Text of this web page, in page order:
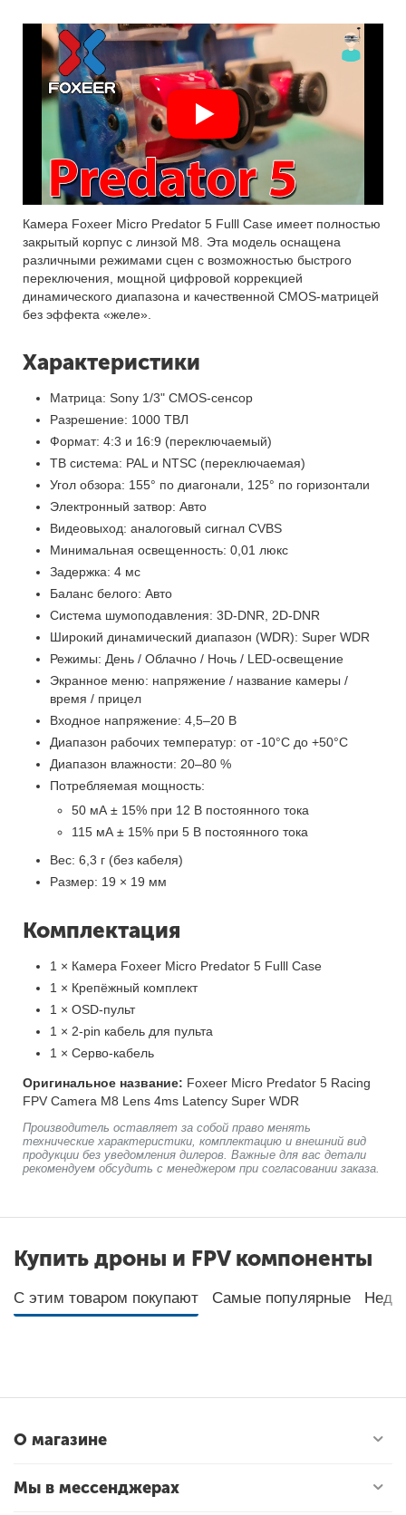
Камера Foxeer Micro Predator 5 Fulll Case имеет полностью
закрытый корпус с линзой М8. Эта модель оснащена
различными режимами сцен с возможностью быстрого
переключения, мощной цифровой коррекцией
динамического диапазона и качественной CMOS-матрицей
без эффекта «желе».
Характеристики
Матрица: Sony 1/3" CMOS-сенсор
Разрешение: 1000 ТВЛ
Формат: 4:3 и 16:9 (переключаемый)
ТВ система: PAL и NTSC (переключаемая)
Угол обзора: 155° по диагонали, 125° по горизонтали
Электронный затвор: Авто
Видеовыход: аналоговый сигнал CVBS
Минимальная освещенность: 0,01 люкс
Задержка: 4 мс
Баланс белого: Авто
Система шумоподавления: 3D-DNR, 2D-DNR
Широкий динамический диапазон (WDR): Super WDR
Режимы: День / Облачно / Ночь / LED-освещение
Экранное меню: напряжение / название камеры /
время / прицел
Входное напряжение: 4,5–20 В
Диапазон рабочих температур: от -10°C до +50°C
Диапазон влажности: 20–80 %
Потребляемая мощность:
50 мА ± 15% при 12 В постоянного тока
115 мА ± 15% при 5 В постоянного тока
Вес: 6,3 г (без кабеля)
Размер: 19 × 19 мм
Комплектация
1 × Камера Foxeer Micro Predator 5 Fulll Case
1 × Крепёжный комплект
1 × OSD-пульт
1 × 2-pin кабель для пульта
1 × Серво-кабель
Оригинальное название: Foxeer Micro Predator 5 Racing
FPV Camera M8 Lens 4ms Latency Super WDR
Производитель оставляет за собой право менять
технические характеристики, комплектацию и внешний вид
продукции без уведомления дилеров. Важные для вас детали
рекомендуем обсудить с менеджером при согласовании заказа.
Купить дроны и FPV компоненты
С этим товаром покупают Самые популярные
О магазине
Мы в мессенджерах